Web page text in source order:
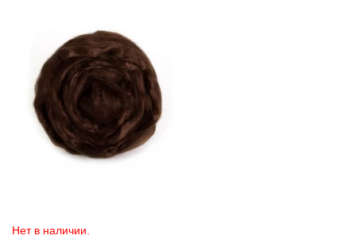
Нет в наличии.